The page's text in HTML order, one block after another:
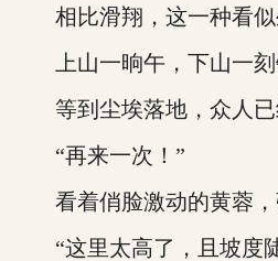
相比滑翔，这一种看似
上山一晌午，下山一刻
等到尘埃落地，众人已
“再来一次！”
看着俏脸激动的黄蓉，
“这里太高了，且坡度陡